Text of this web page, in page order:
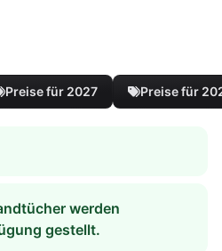
Preise für 2027 Preise für
werden
gestellt.